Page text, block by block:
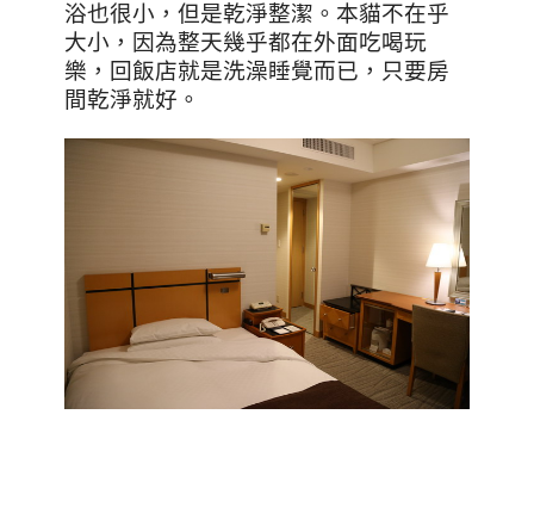
浴也很小，但是乾淨整潔。本貓不在乎
大小，因為整天幾乎都在外面吃喝玩
樂，回飯店就是洗澡睡覺而已，只要房
間乾淨就好。